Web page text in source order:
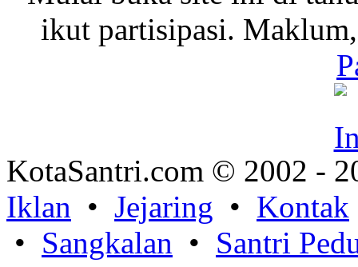
ikut partisipasi.
KotaSantri.com © 2002 -
Iklan • Jejaring • Kontak
• Sangkalan • Santri